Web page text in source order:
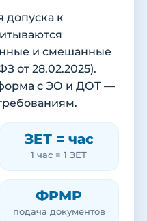
допуска к
и смешанные
от 28.02.2025).
с ЭО и ДОТ —
ЗЕТ = час
1 час = 1 ЗЕТ
ФРМР
подача документов